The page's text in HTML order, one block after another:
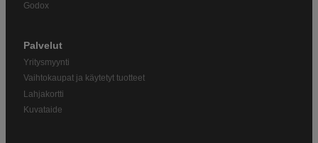
Godox
Palvelut
Yritysmyynti
Vaihtokaupat ja käytetyt tuotteet
Lahjakortti
Kuvataide